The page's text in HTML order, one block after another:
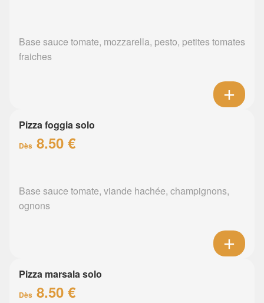
Base sauce tomate, mozzarella, pesto, petites tomates
fraiches
Pizza foggia solo
Dès 8.50 €
Base sauce tomate, viande hachée, champignons,
ognons
Pizza marsala solo
Dès 8.50 €